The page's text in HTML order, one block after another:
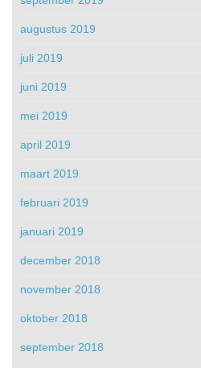
augustus 2019
juli 2019
juni 2019
mei 2019
april 2019
maart 2019
februari 2019
januari 2019
december 2018
november 2018
oktober 2018
september 2018